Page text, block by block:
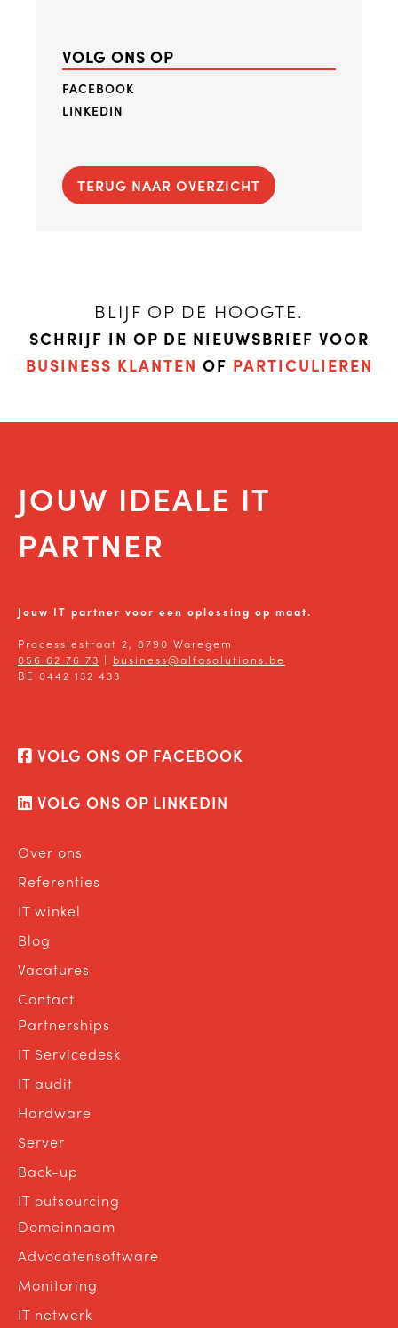
VOLG ONS OP
FACEBOOK
LINKEDIN
TERUG NAAR OVERZICHT
BLIJF OP DE HOOGTE.
SCHRIJF IN OP DE NIEUWSBRIEF VOOR
BUSINESS KLANTEN OF PARTICULIEREN
JOUW IDEALE IT
PARTNER
Jouw IT partner voor een oplossing op maat.
Processiestraat 2, 8790 Waregem
056 62 76 73 | business@alfasolutions.be
BE 0442 132 433
VOLG ONS OP FACEBOOK
VOLG ONS OP LINKEDIN
Over ons
Referenties
IT winkel
Blog
Vacatures
Contact
Partnerships
IT Servicedesk
IT audit
Hardware
Server
Back-up
IT outsourcing
Domeinnaam
Advocatensoftware
Monitoring
IT netwerk